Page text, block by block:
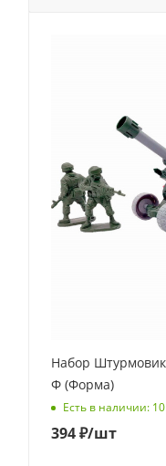
Набор
Ф (Форма)
Есть в наличии: 10
394₽/шт